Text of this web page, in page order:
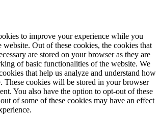
to improve your experience while you
website. Out of these cookies, the cookies that
are stored on your browser as they are
of basic functionalities of the website. We
that help us analyze and understand how
These cookies will be stored in your browser
You also have the option to opt-out of these
of some of these cookies may have an effect